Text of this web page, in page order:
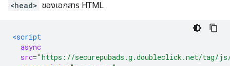
<head> ของเอกสาร HTML
<script
async
src="https://securepubads.g.doubleclick.net/tag/